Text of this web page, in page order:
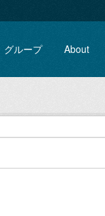
グループ About